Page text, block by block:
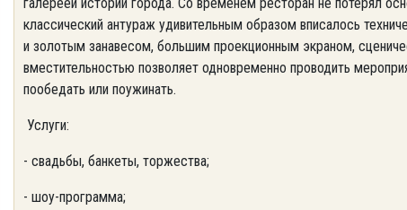
классический антураж удивительным образом вписалось
и золотым занавесом, большим проекционным экраном,
вместительностью позволяет одновременно проводить
пообедать или поужинать.
Услуги:
- свадьбы, банкеты, торжества;
- шоу-программа;